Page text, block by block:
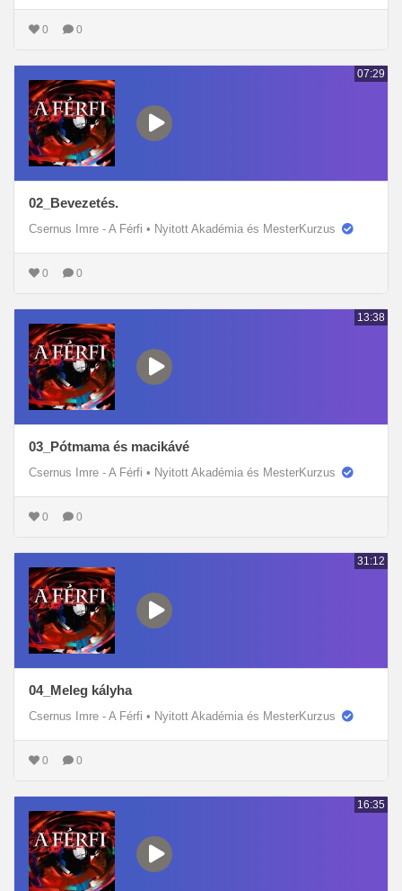
0 0
07:29
02_Bevezetés.
Csernus Imre - A Férfi • Nyitott Akadémia és MesterKurzus
0 0
13:38
03_Pótmama és macikávé
Csernus Imre - A Férfi • Nyitott Akadémia és MesterKurzus
0 0
31:12
04_Meleg kályha
Csernus Imre - A Férfi • Nyitott Akadémia és MesterKurzus
0 0
16:35